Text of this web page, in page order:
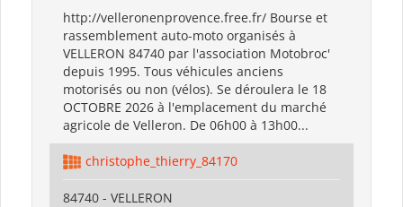
http://velleronenprovence.free.fr/ Bourse et
rassemblement auto-moto organisés à
VELLERON 84740 par l'association Motobroc'
depuis 1995. Tous véhicules anciens
motorisés ou non (vélos). Se déroulera le 18
OCTOBRE 2026 à l'emplacement du marché
agricole de Velleron. De 06h00 à 13h00...
christophe_thierry_84170
84740 - VELLERON